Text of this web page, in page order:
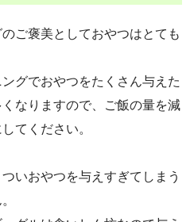
ご褒美としておやつはとても
グでおやつをたくさん与えた
なりますので、ご飯の量を減
てください。
いおやつを与えすぎてしまう